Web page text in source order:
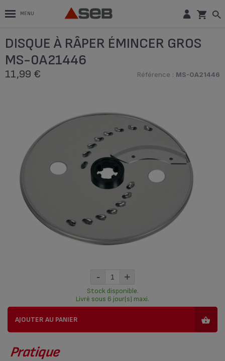
MENU
DISQUE À RÂPER ÉMINCER GROS
MS-0A21446
Référence : MS-0A21446
11,99 €
Pratique
- +
Stock disponible.
Livré sous 6 jour(s) maxi.
AJOUTER AU PANIER